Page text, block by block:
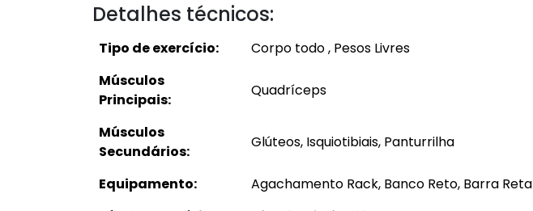
Detalhes técnicos:
Tipo de exercício:
Corpo todo , Pesos Livres
Músculos
Principais:
Quadríceps
Músculos
Secundários:
Glúteos, Isquiotibiais, Panturrilha
Equipamento:
Agachamento Rack, Banco Reto, Barra Reta